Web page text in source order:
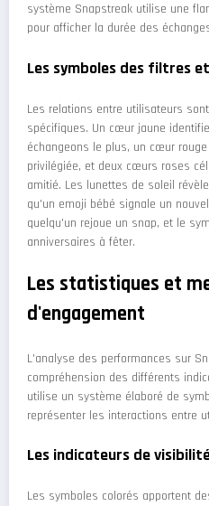
système Snapstreak utilise une
pour afficher la durée des
Les symboles des filtres
Les relations entre utilisateurs
spécifiques. Un cœur jaune
échangeons le plus, un cœur
privilégiée, et deux cœurs roses
amitié. Les lunettes de soleil
qu'un emoji bébé signale un
quelqu'un rejoue un snap, et le
anniversaires à fêter.
Les statistiques et
d'engagement
L'analyse des performances sur
compréhension des différents
utilise un système élaboré de
représenter les interactions entre
Les indicateurs de
Les symboles colorés apportent